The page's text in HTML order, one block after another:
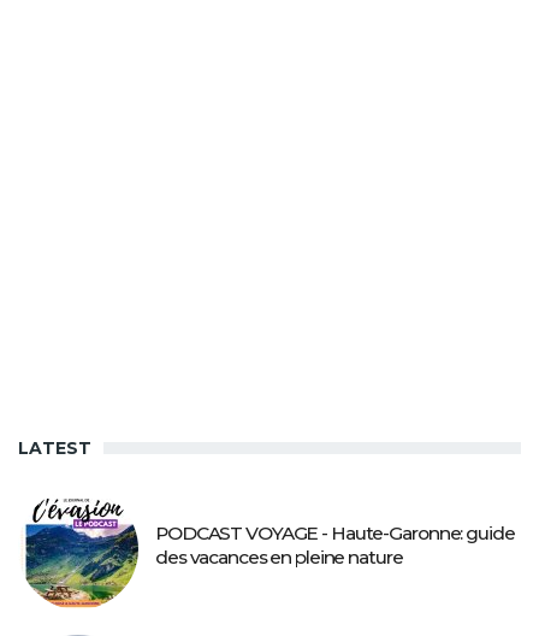
LATEST
PODCAST VOYAGE - Haute-Garonne: guide
des vacances en pleine nature